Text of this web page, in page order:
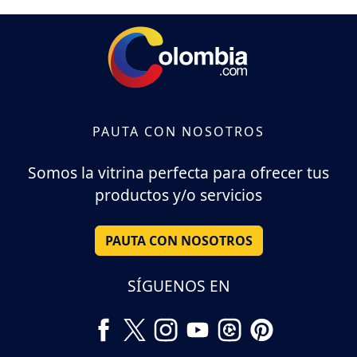
PAUTA CON NOSOTROS
Somos la vitrina perfecta para ofrecer tus
productos y/o servicios
PAUTA CON NOSOTROS
SÍGUENOS EN